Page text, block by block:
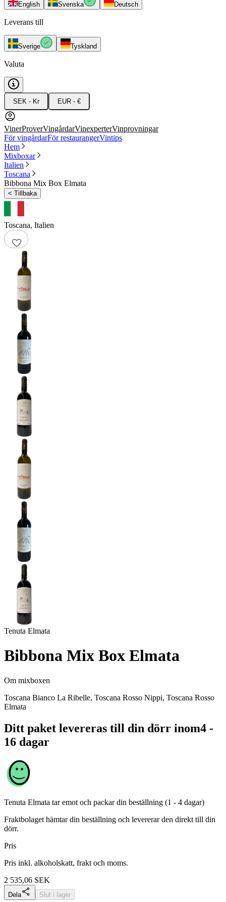
English Svenska Deutsch
Leverans till
Sverige Tyskland
Valuta
SEK - Kr EUR - €
VinerProverVingårdarVinexperterVinprovningar
För vingårdarFör restaurangerVintips
Hem
Mixboxar
Italien
Toscana
Bibbona Mix Box Elmata
< Tillbaka
Toscana, Italien
Tenuta Elmata
Bibbona Mix Box Elmata
Om mixboxen
Toscana Bianco La Ribelle, Toscana Rosso Nippi, Toscana Rosso
Elmata
Ditt paket levereras till din dörr inom4 -
16 dagar
Tenuta Elmata tar emot och packar din beställning (1 - 4 dagar)
Fraktbolaget hämtar din beställning och levererar den direkt till din
dörr.
Pris
Pris inkl. alkoholskatt, frakt och moms.
2 535,06 SEK
Dela Slut i lager